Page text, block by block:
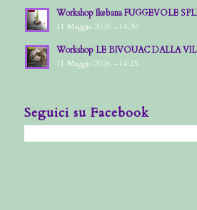
Workshop Ikebana FUGGEVOLE
11 Maggio 2026 - 14:30
Workshop LE BIVOUAC DALLA
11 Maggio 2026 - 14:25
Seguici su Facebook